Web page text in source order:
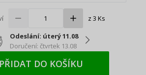
z 3 Ks
Odeslání: úterý 11.08
Doručení: čtvrtek 13.08
PŘIDAT DO KOŠÍKU